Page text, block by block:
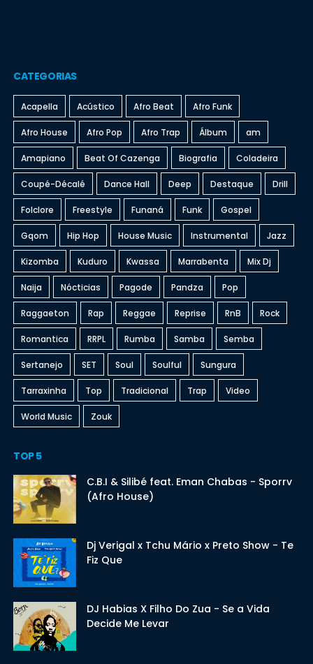
CATEGORIAS
Acapella Acústico Afro Beat Afro Funk
Afro House Afro Pop Afro Trap Álbum am
Amapiano Beat Of Cazenga Biografia Coladeira
Coupé-Décalé Dance Hall Deep Destaque Drill
Folclore Freestyle Funaná Funk Gospel
Gqom Hip Hop House Music Instrumental Jazz
Kizomba Kuduro Kwassa Marrabenta Mix Dj
Naija Nócticias Pagode Pandza Pop
Raggaeton Rap Reggae Reprise RnB Rock
Romantica RRPL Rumba Samba Semba
Sertanejo SET Soul Soulful Sungura
Tarraxinha Top Tradicional Trap Video
World Music Zouk
TOP 5
C.B.I & Silibé feat. Eman Chabas - Sporrv
(Afro House)
Dj Verigal x Tchu Mário x Preto Show - Te
Fiz Que
DJ Habias X Filho Do Zua - Se a Vida
Decide Me Levar